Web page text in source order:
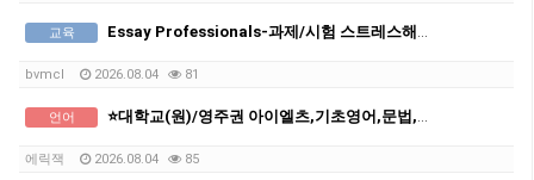
교육 Essay Professionals-과제/시험 스트레스해결!전문가에게 맡기고 일과 공부에 집중하세요
bvmcl 2026.08.04 81
언어 ⭐대학교(원)/영주권 아이엘츠,기초영어,문법,회화-20년teaching경력1:1맞춤과외⭐
에릭잭 2026.08.04 85